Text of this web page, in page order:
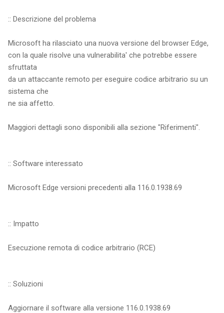
:: Descrizione del problema
Microsoft ha rilasciato una nuova versione del browser Edge,
con la quale risolve una vulnerabilita' che potrebbe essere
sfruttata
da un attaccante remoto per eseguire codice arbitrario su un
sistema che
ne sia affetto.
Maggiori dettagli sono disponibili alla sezione "Riferimenti".
:: Software interessato
Microsoft Edge versioni precedenti alla 116.0.1938.69
:: Impatto
Esecuzione remota di codice arbitrario (RCE)
:: Soluzioni
Aggiornare il software alla versione 116.0.1938.69